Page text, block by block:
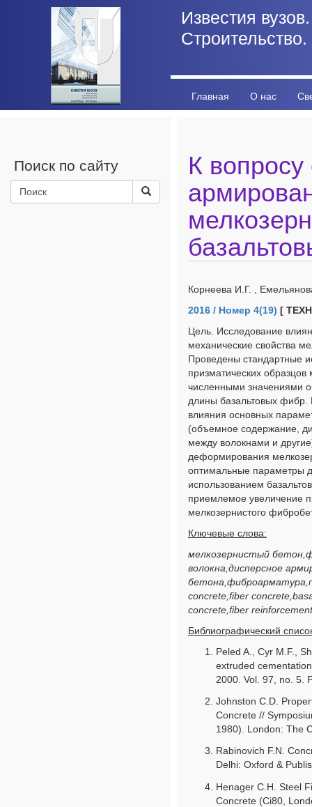
Известия
Главная О нас
Поиск по сайту
К
Корнеева И.Г. ,
2016 / Номер 4(19) [
Цель. Исследование
механические свойства
Проведены стандартные
призматических
численными значениями
длины базальтовых фибр.
влияния основных
(объемное содержание,
между волокнами и
деформирования
оптимальные параметры
использованием
приемлемое увеличение
мелкозернистого
Ключевые слова:
мелкозернистый
волокна,дисперсное
concrete,fiber
concrete,fiber
Библиографический
Peled A., Cyr M.F.,
extruded
2000. Vol. 97, no. 5.
Johnston C.D.
Concrete //
1980). London: The
Rabinovich F.N.
Delhi: Oxford &
Henager С.H. Steel
Concrete (Ci80,